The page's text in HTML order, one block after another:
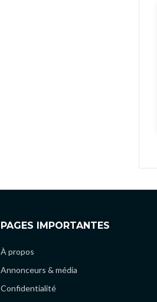
PAGES IMPORTANTES
À propos
Annonceurs & média
Confidentialité